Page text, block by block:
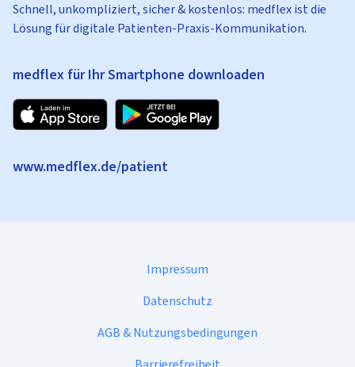
Schnell, unkompliziert, sicher & kostenlos: medflex ist die
Lösung für digitale Patienten-Praxis-Kommunikation.
medflex für Ihr Smartphone downloaden
www.medflex.de/patient
Impressum
Datenschutz
AGB & Nutzungsbedingungen